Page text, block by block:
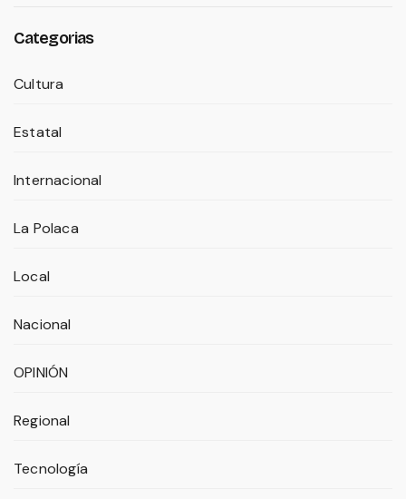
Categorias
Cultura
Estatal
Internacional
La Polaca
Local
Nacional
OPINIÓN
Regional
Tecnología